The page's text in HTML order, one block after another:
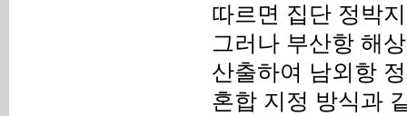
따르면 집단 정박
그러나 부산항 해
산출하여 남외항
혼합 지정 방식과